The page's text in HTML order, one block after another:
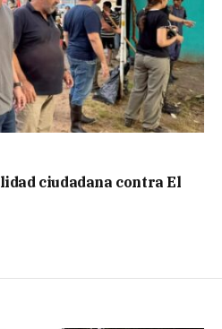
ciudadana contra El